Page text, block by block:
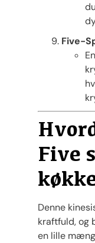
Five-
Five
Denne
kraftfuld, og
en lille